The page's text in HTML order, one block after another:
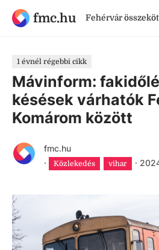
fmc.hu Fehérvár összeköt
1 évnél régebbi cikk
Mávinform:
késések várhatók
Komárom között
fmc.hu
·
Közlekedés vihar ·